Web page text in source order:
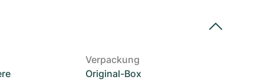
Verpackung
Original-Box